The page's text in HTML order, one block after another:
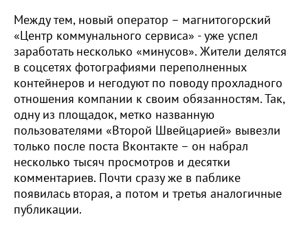
Между тем, новый оператор – магнитогорский
«Центр коммунального сервиса» - уже успел
заработать несколько «минусов». Жители делятся
в соцсетях фотографиями переполненных
контейнеров и негодуют по поводу прохладного
отношения компании к своим обязанностям. Так,
одну из площадок, метко названную
пользователями «Второй Швейцарией» вывезли
только после поста Вконтакте – он набрал
несколько тысяч просмотров и десятки
комментариев. Почти сразу же в паблике
появилась вторая, а потом и третья аналогичные
публикации.